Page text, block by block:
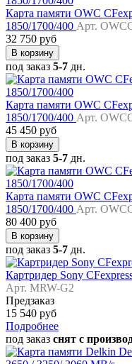
Карта памяти OWC
1850/1700/400 Арт.
32 750 руб
В корзину
под заказ 5-7 дн.
Карта памяти OWC
1850/1700/400 Арт.
45 450 руб
В корзину
под заказ 5-7 дн.
Карта памяти OWC
1850/1700/400 Арт.
80 400 руб
В корзину
под заказ 5-7 дн.
Картридер Sony
Арт. MRW-G2
Предзаказ
15 540 руб
Подробнее
под заказ снят с